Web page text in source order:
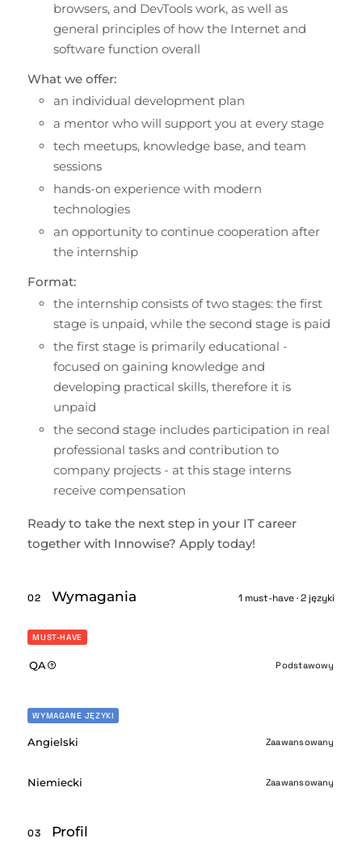
browsers, and DevTools work, as well as
general principles of how the Internet and
software function overall
What we offer:
an individual development plan
a mentor who will support you at every stage
tech meetups, knowledge base, and team
sessions
hands-on experience with modern
technologies
an opportunity to continue cooperation after
the internship
Format:
the internship consists of two stages: the first
stage is unpaid, while the second stage is paid
the first stage is primarily educational -
focused on gaining knowledge and
developing practical skills, therefore it is
unpaid
the second stage includes participation in real
professional tasks and contribution to
company projects - at this stage interns
receive compensation
Ready to take the next step in your IT career
together with Innowise? Apply today!
02 Wymagania 1 must-have · 2 języki
MUST-HAVE
QA Podstawowy
WYMAGANE JĘZYKI
Angielski Zaawansowany
Niemiecki Zaawansowany
03 Profil